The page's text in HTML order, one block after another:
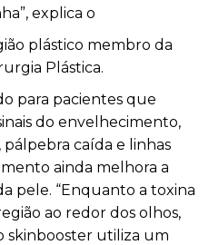
explica o
plástico membro da
Plástica.
para pacientes que
do envelhecimento,
caída e linhas
ainda melhora a
pele. “Enquanto a toxina
ao redor dos olhos,
skinbooster utiliza um